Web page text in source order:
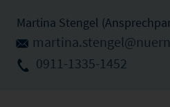
Martina Stengel
0911-1335-1452